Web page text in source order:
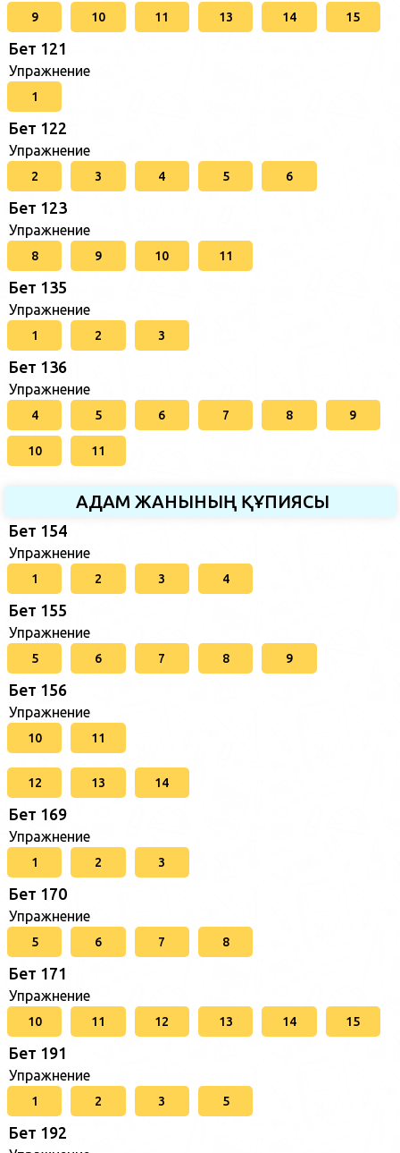
9 10 11 13 14 15
Бет 121
Упражнение
1
Бет 122
Упражнение
2 3 4 5 6
Бет 123
Упражнение
8 9 10 11
Бет 135
Упражнение
1 2 3
Бет 136
Упражнение
4 5 6 7 8 9
10 11
АДАМ ЖАНЫНЫҢ ҚҰПИЯСЫ
Бет 154
Упражнение
1 2 3 4
Бет 155
Упражнение
5 6 7 8 9
Бет 156
Упражнение
10 11
12 13 14
Бет 169
Упражнение
1 2 3
Бет 170
Упражнение
5 6 7 8
Бет 171
Упражнение
10 11 12 13 14 15
Бет 191
Упражнение
1 2 3 5
Бет 192